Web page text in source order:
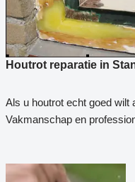
Houtrot reparatie in
Als u houtrot echt goed wilt
Vakmanschap en